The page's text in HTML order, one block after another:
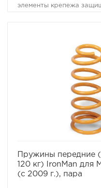
элементы крепежа
Пружины передние
120 кг) IronMan для
(с 2009 г.), пара